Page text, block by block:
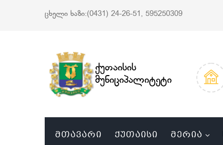
ცხელი ხაზი:(0431) 24-26-51, 595250309
ქუთაისის
მუნიციპალიტეტი
ᲛᲗᲐᲕᲐᲠᲘ ᲥᲣᲗᲐᲘᲡᲘ ᲛᲔᲠᲘᲐ